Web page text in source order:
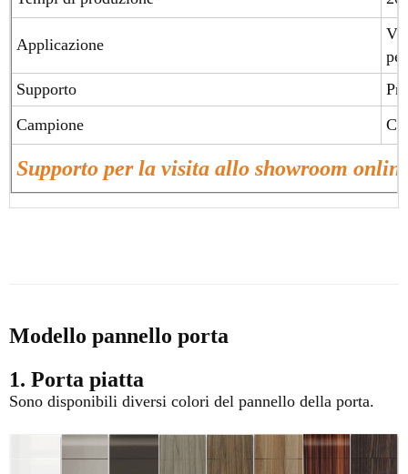
Applicazione
Supporto
Campione
Supporto per la visita allo showroom
Modello pannello porta
1. Porta piatta
Sono disponibili diversi colori del pannello della porta.